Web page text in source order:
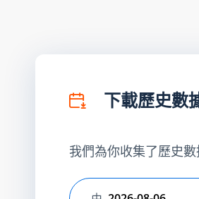
下載歷史數
我們為你收集了歷史